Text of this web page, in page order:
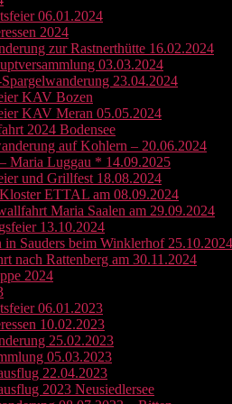
06.01.2024
2024
zur Rastnerthütte 16.02.2024
03.03.2024
23.04.2024
KAV Bozen
KAV Meran 05.05.2024
2024 Bodensee
auf Kohlern – 20.06.2024
Maria Luggau * 14.09.2025
und Grillfest 18.08.2024
ETTAL am 08.09.2024
Maria Saalen am 29.09.2024
13.10.2024
in Sauders beim Winklerhof 25.10.2024
nach Rattenberg am 30.11.2024
2024
06.01.2023
10.02.2023
25.02.2023
05.03.2023
22.04.2023
2023 Neusiedlersee